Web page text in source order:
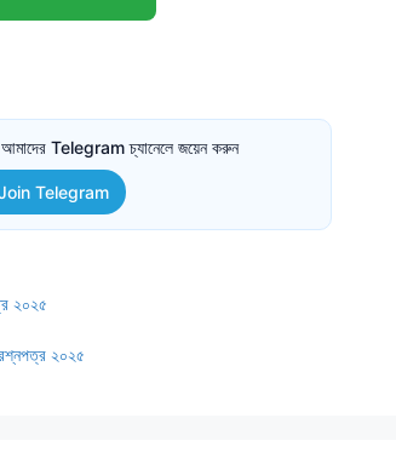
আমাদের Telegram চ্যানেলে জয়েন করুন
Telegram
২০২৫
২০২৫